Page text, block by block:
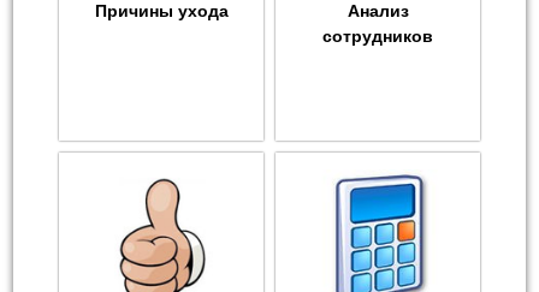
Причины ухода
Анализ
сотрудников